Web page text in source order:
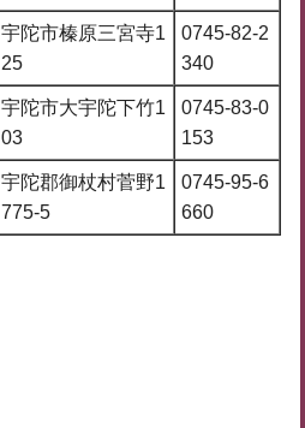
宇陀市榛原三宮寺1
25
0745-82-2
340
宇陀市大宇陀下竹1
03
0745-83-0
153
宇陀郡御杖村菅野1
775-5
0745-95-6
660